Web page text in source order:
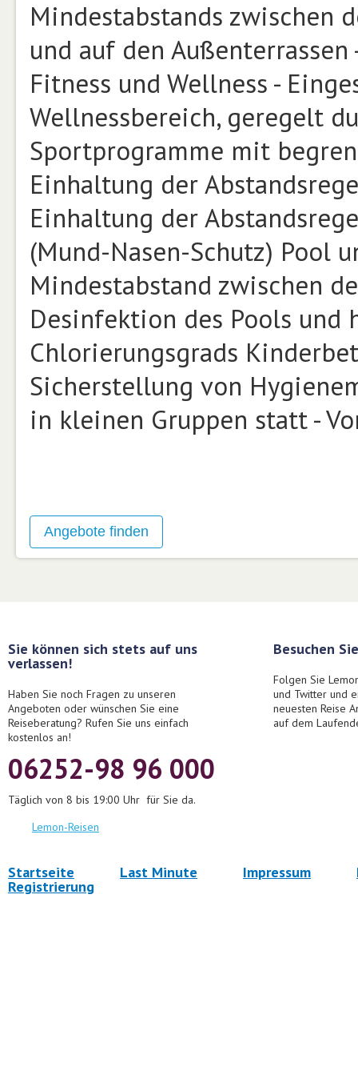
Mindestabstands zwischen
und auf den
Fitness und Wellness -
Wellnessbereich, geregelt
Sportprogramme mit
Einhaltung der
Einhaltung der
(Mund-Nasen-Schutz) Pool
Mindestabstand zwischen
Desinfektion des Pools und
Chlorierungsgrads
Sicherstellung von
in kleinen Gruppen statt -
Sie können sich stets auf uns
verlassen!
Haben Sie noch Fragen zu unseren
Angeboten oder wünschen Sie eine
Reiseberatung? Rufen Sie uns einfach
kostenlos an!
06252-98 96 000
Täglich von 8 bis 19:00 Uhr für Sie da.
Lemon-Reisen
Besuchen
Folgen Sie
und Twitter und
neuesten Reise
auf dem
Startseite Last Minute Impressum
Registrierung